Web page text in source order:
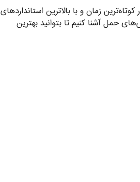
زمان و با بالاترین استانداردهای
حمل آشنا کنیم تا بتوانید بهترین